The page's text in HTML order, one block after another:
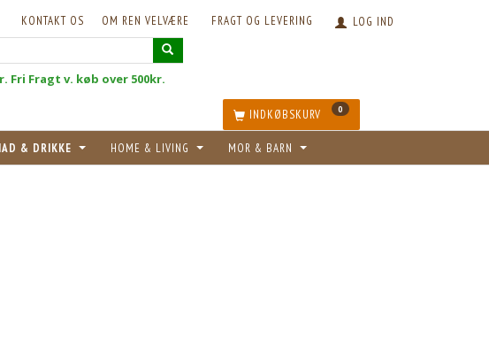
LOG IND
FRAGT OG LEVERING
OM REN VELVÆRE
KONTAKT OS
Fri Fragt v. køb over 500kr.
INDKØBSKURV 0
& DRIKKE HOME & LIVING MOR & BARN